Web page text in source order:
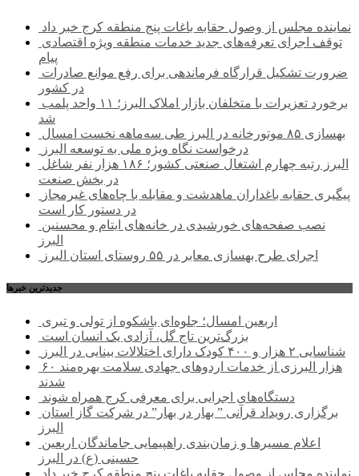
نماینده مجلس از وصول حقابه باغات پنج منطقه کرج خبر داد
پیام
در کشور
شد
بهسازی ۸۵ موتورخانه در البرز طی سه‌ماهه نخست امسال
درخواست نگاه ویژه ملی به توسعه البرز
در بخش صنعت
در دستور کار است
البرز
اجرای طرح بهسازی معابر در ۵۵ روستای استان البرز
جديدترين خبرها
اربعین امسال؛ جلوه‌ای باشکوه از تولی و تبری
بزرگ‌ترین تاج گل، آزادی یک انسان است
شناسایی ۲ هزار و ۴۰۰ کودک دارای اختلالات بینایی در البرز
۶۰ هزار البرزی از خدمات اردوهای جهادی سلامت بهره‌مند
شدند
دستگاه‌های اجرایی برای معرفی کرج همراه شوند
البرز
حسینی (ع) در البرز
نماینده مجلس از وصول حقابه باغات پنج منطقه کرج خبر داد